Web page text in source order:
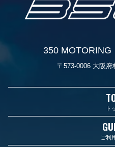
350 MOTORING
〒573-0006 大阪府
ト
ご利